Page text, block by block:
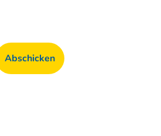
Abschicken